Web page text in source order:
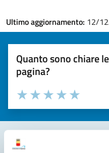
Ultimo aggiornamento: 12/
Quanto sono chiare
pagina?
Valuta la chiarezza delle
Seleziona il numero di
Valuta 5
Valuta 4 stelle
Valuta 3 stelle su 5
Valuta 2 stelle su 5
Valuta 1 stelle su 5